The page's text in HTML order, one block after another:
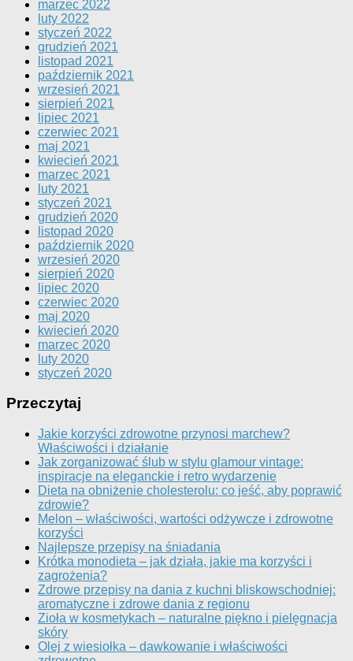
marzec 2022
luty 2022
styczeń 2022
grudzień 2021
listopad 2021
październik 2021
wrzesień 2021
sierpień 2021
lipiec 2021
czerwiec 2021
maj 2021
kwiecień 2021
marzec 2021
luty 2021
styczeń 2021
grudzień 2020
listopad 2020
październik 2020
wrzesień 2020
sierpień 2020
lipiec 2020
czerwiec 2020
maj 2020
kwiecień 2020
marzec 2020
luty 2020
styczeń 2020
Przeczytaj
Jakie korzyści zdrowotne przynosi marchew?
Właściwości i działanie
Jak zorganizować ślub w stylu glamour vintage:
inspiracje na eleganckie i retro wydarzenie
Dieta na obniżenie cholesterolu: co jeść, aby poprawić
zdrowie?
Melon – właściwości, wartości odżywcze i zdrowotne
korzyści
Najlepsze przepisy na śniadania
Krótka monodieta – jak działa, jakie ma korzyści i
zagrożenia?
Zdrowe przepisy na dania z kuchni bliskowschodniej:
aromatyczne i zdrowe dania z regionu
Zioła w kosmetykach – naturalne piękno i pielęgnacja
skóry
Olej z wiesiołka – dawkowanie i właściwości